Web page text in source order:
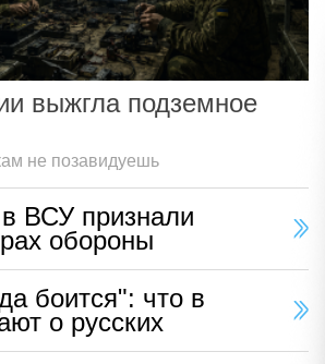
выжгла подземное
не позавидуешь
ВСУ признали
обороны
боится": что в
о русских